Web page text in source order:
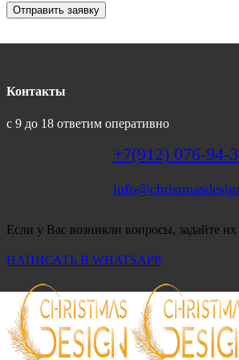
Отправить заявку
Контакты
с 9 до 18 ответим оперативно
+7(912) 076-94-
Если у Вас возникли вопросы, задайте
НАПИСАТЬ В WHATSAPP